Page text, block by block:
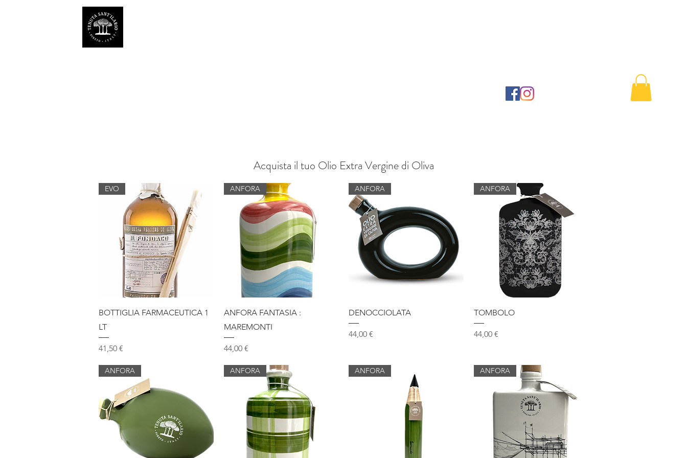
Acquista il tuo Olio Extra Vergine di Oliva
Vista rapida
EVO
BOTTIGLIA FARMACEUTICA 1
LT
Prezzo
41,50 €
Vista rapida
ANFORA
ANFORA FANTASIA :
MAREMONTI
Prezzo
44,00 €
Vista rapida
ANFORA
DENOCCIOLATA
Prezzo
44,00 €
Vista rapida
ANFORA
TOMBOLO
Prezzo
44,00 €
ANFORA ANFORA ANFORA ANFORA